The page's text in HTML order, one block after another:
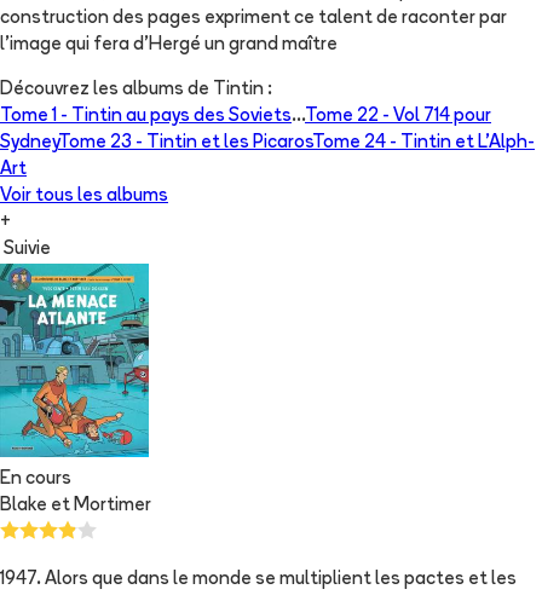
construction des pages expriment ce talent de raconter par
l'image qui fera d'Hergé un grand maître
Découvrez les albums de Tintin :
Tome 1 -
Tintin au pays des Soviets...Tome 22 - Vol 714 pour
SydneyTome 23 - Tintin et les PicarosTome 24 -
Tintin et L'Alph-
Art
Voir tous les albums
+
Suivie
En cours
Blake et Mortimer
1947. Alors que dans le monde se multiplient les pactes et les